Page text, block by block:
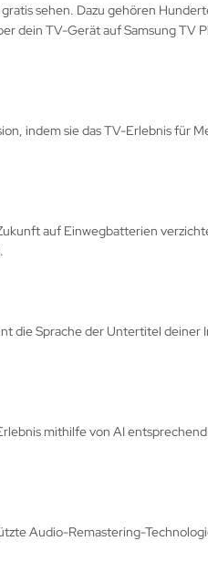
sehen. Dazu gehören
dein TV-Gerät auf Samsung TV
indem sie das TV-Erlebnis für
auf Einwegbatterien
die Sprache der Untertitel deiner
mithilfe von AI
Audio-Remastering-